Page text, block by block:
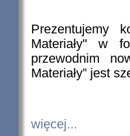
Prezentujemy
Materiały" w
przewodnim
Materiały” jest
więcej...